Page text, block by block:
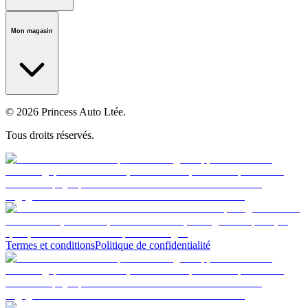
Notre histoire
Mon magasin
© 2026 Princess Auto Ltée.
Tous droits réservés.
Termes et conditionsPolitique de confidentialité